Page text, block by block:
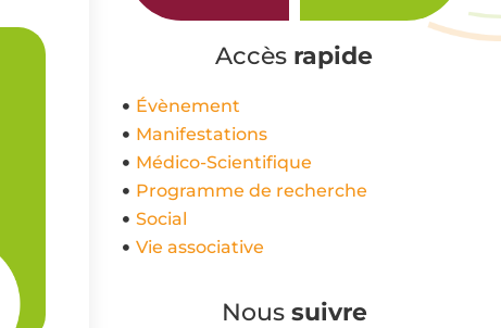
Accès rapide
Évènement
Manifestations
Médico-Scientifique
Programme de recherche
Social
Vie associative
Nous suivre